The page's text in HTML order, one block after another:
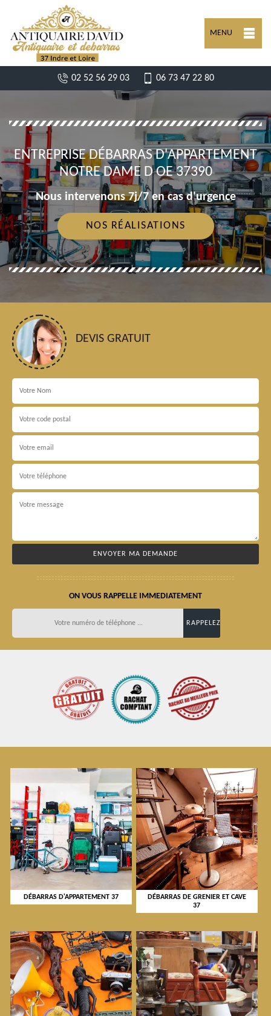
MENU
02 52 56 29 03 06 73 47 22 80
ENTREPRISE DÉBARRAS D'APPARTEMENT
NOTRE DAME D OE 37390
Nous intervenons 7j/7 en cas d'urgence
NOS RÉALISATIONS
DEVIS GRATUIT
ON VOUS RAPPELLE IMMEDIATEMENT
DÉBARRAS D'APPARTEMENT 37
DÉBARRAS DE GRENIER ET CAVE
37